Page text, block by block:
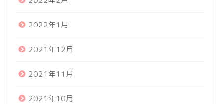
2022年1月
2021年12月
2021年11月
2021年10月